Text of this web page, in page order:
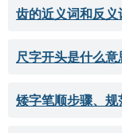
齿的近义词和反
尺字开头是什么
矮字笔顺步骤、